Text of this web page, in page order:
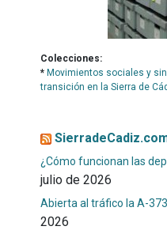
Colecciones:
* Movimientos sociales y
transición en la Sierra de
¿Cómo funcionan las
julio de 2026
Abierta al tráfico la A-
2026